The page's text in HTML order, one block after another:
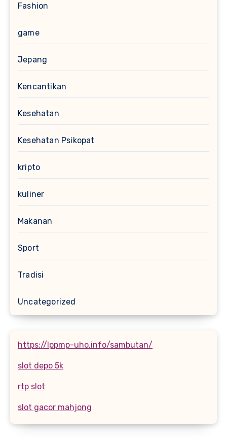
Fashion
game
Jepang
Kencantikan
Kesehatan
Kesehatan Psikopat
kripto
kuliner
Makanan
Sport
Tradisi
Uncategorized
https://lppmp-uho.info/sambutan/
slot depo 5k
rtp slot
slot gacor mahjong